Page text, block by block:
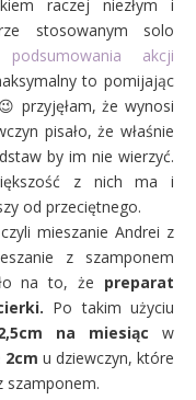
raczej niezłym i
stosowanym solo
akcji
to pomijając
przyjęłam, że wynosi
pisało, że właśnie
by im nie wierzyć.
z nich ma i
od przeciętnego.
mieszanie Andrei z
z szamponem
na to, że preparat
Po takim użyciu
na miesiąc w
2cm u dziewczyn, które
szamponem.